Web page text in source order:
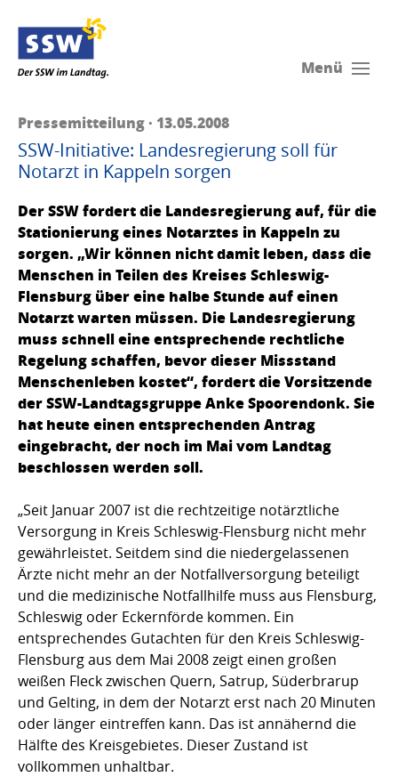
Menü
Pressemitteilung · 13.05.2008
SSW-Initiative: Landesregierung soll für
Notarzt in Kappeln sorgen
Der SSW fordert die Landesregierung auf, für die
Stationierung eines Notarztes in Kappeln zu
sorgen. „Wir können nicht damit leben, dass die
Menschen in Teilen des Kreises Schleswig-
Flensburg über eine halbe Stunde auf einen
Notarzt warten müssen. Die Landesregierung
muss schnell eine entsprechende rechtliche
Regelung schaffen, bevor dieser Missstand
Menschenleben kostet“, fordert die Vorsitzende
der SSW-Landtagsgruppe Anke Spoorendonk. Sie
hat heute einen entsprechenden Antrag
eingebracht, der noch im Mai vom Landtag
beschlossen werden soll.
„Seit Januar 2007 ist die rechtzeitige notärztliche
Versorgung in Kreis Schleswig-Flensburg nicht mehr
gewährleistet. Seitdem sind die niedergelassenen
Ärzte nicht mehr an der Notfallversorgung beteiligt
und die medizinische Notfallhilfe muss aus Flensburg,
Schleswig oder Eckernförde kommen. Ein
entsprechendes Gutachten für den Kreis Schleswig-
Flensburg aus dem Mai 2008 zeigt einen großen
weißen Fleck zwischen Quern, Satrup, Süderbrarup
und Gelting, in dem der Notarzt erst nach 20 Minuten
oder länger eintreffen kann. Das ist annähernd die
Hälfte des Kreisgebietes. Dieser Zustand ist
vollkommen unhaltbar.